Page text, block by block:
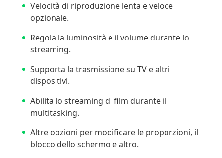
Velocità di riproduzione lenta e veloce
opzionale.
Regola la luminosità e il volume durante lo
streaming.
Supporta la trasmissione su TV e altri
dispositivi.
Abilita lo streaming di film durante il
multitasking.
Altre opzioni per modificare le proporzioni, il
blocco dello schermo e altro.